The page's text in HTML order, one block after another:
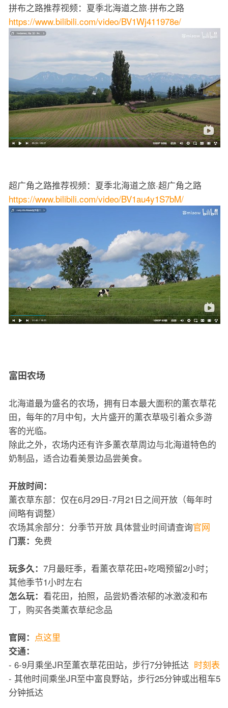
拼布之路推荐视频：夏季北海道之旅·拼布之路
https://www.bilibili.com/video/BV1Wj411978e/
超广角之路推荐视频：夏季北海道之旅·超广角之路
https://www.bilibili.com/video/BV1au4y1S7bM/
富田农场
北海道最为盛名的农场，拥有日本最大面积的薰衣草花
田，每年的7月中旬，大片盛开的薰衣草吸引着众多游
客的光临。
除此之外，农场内还有许多薰衣草周边与北海道特色的
奶制品，适合边看美景边品尝美食。
开放时间：
薰衣草东部：仅在6月29日-7月21日之间开放（每年时
间略有调整）
农场其余部分：分季节开放 具体营业时间请查询官网
门票： 免费
玩多久： 7月最旺季，看薰衣草花田+吃喝预留2小时；
其他季节1小时左右
怎么玩： 看花田，拍照，品尝奶香浓郁的冰激凌和布
丁，购买各类薰衣草纪念品
官网： 点这里
交通：
- 6-9月乘坐JR至薰衣草花田站，步行7分钟抵达 时刻表
- 其他时间乘坐JR至中富良野站，步行25分钟或出租车5
分钟抵达